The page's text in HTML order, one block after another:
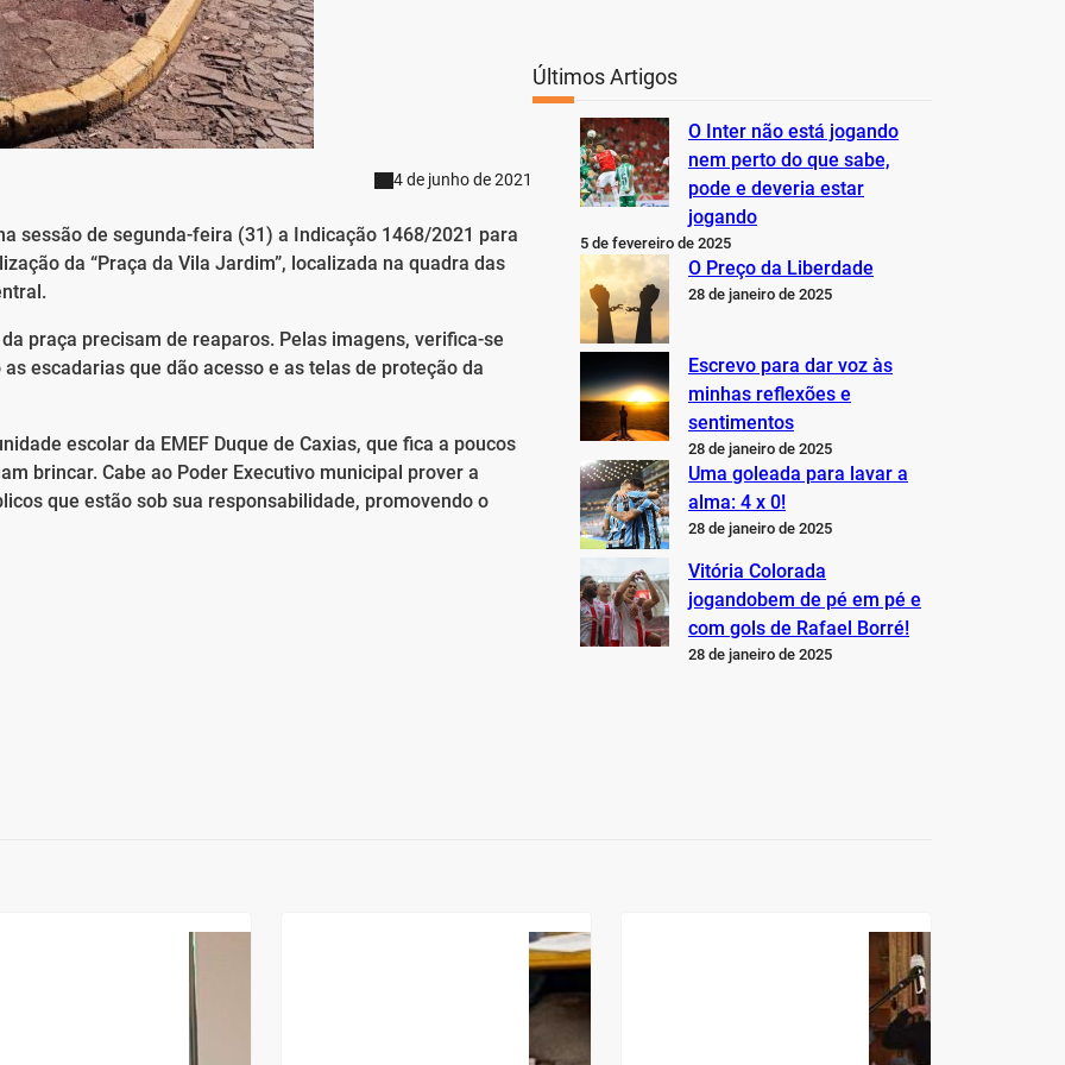
4 de junho de 2021
sessão de segunda-feira (31) a Indicação 1468/2021 para
da “Praça da Vila Jardim”, localizada na quadra das
praça precisam de reaparos. Pelas imagens, verifica-se
escadarias que dão acesso e as telas de proteção da
escolar da EMEF Duque de Caxias, que fica a poucos
brincar. Cabe ao Poder Executivo municipal prover a
que estão sob sua responsabilidade, promovendo o
Últimos Artigos
O Inter não está jogando
nem perto do que sabe,
pode e deveria estar
jogando
5 de fevereiro de 2025
O Preço da Liberdade
28 de janeiro de 2025
Escrevo para dar voz às
minhas reflexões e
sentimentos
28 de janeiro de 2025
Uma goleada para lavar a
alma: 4 x 0!
28 de janeiro de 2025
Vitória Colorada
jogandobem de pé em pé e
com gols de Rafael Borré!
28 de janeiro de 2025